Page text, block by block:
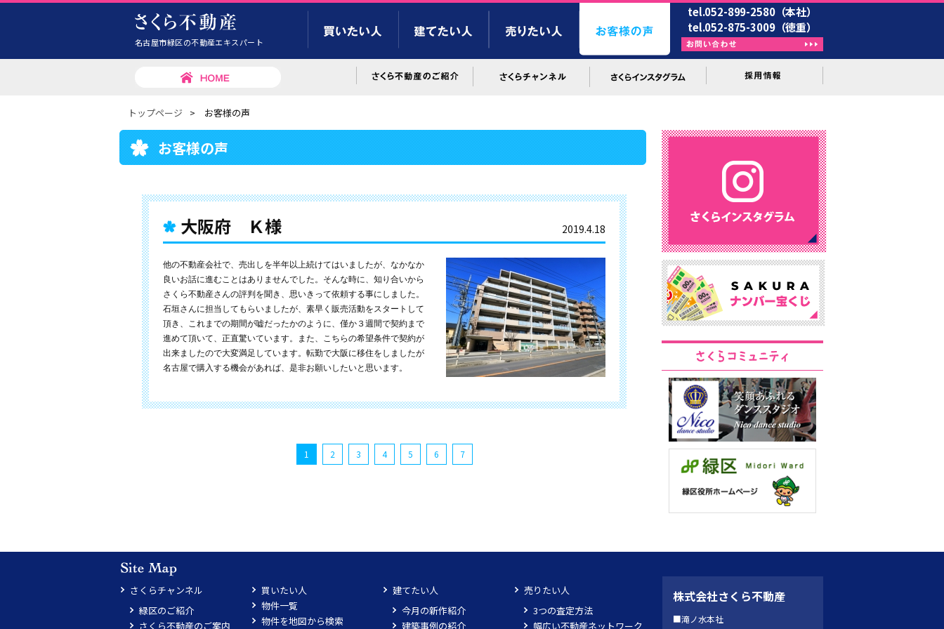
名古屋市緑区の不動産エキスパート
tel.052-899-2580（本社）
tel.052-875-3009（徳重）
トップページ > お客様の声
お客様の声
2019.4.18
大阪府 Ｋ様
他の不動産会社で、売出しを半年以上続けてはいましたが、なかなか
良いお話に進むことはありませんでした。そんな時に、知り合いから
さくら不動産さんの評判を聞き、思いきって依頼する事にしました。
石垣さんに担当してもらいましたが、素早く販売活動をスタートして
頂き、これまでの期間が嘘だったかのように、僅か３週間で契約まで
進めて頂いて、正直驚いています。また、こちらの希望条件で契約が
出来ましたので大変満足しています。転勤で大阪に移住をしましたが
名古屋で購入する機会があれば、是非お願いしたいと思います。
1 2 3 4 5 6 7
さくらチャンネル
緑区のご紹介
さくら不動産のご案内
買いたい人
物件一覧
物件を地図から検索
建てたい人
今月の新作紹介
建築事例の紹介
売りたい人
3つの査定方法
幅広い不動産ネットワーク
株式会社さくら不動産
■滝ノ水本社